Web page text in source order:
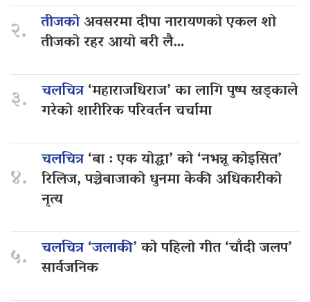
२. तीजकोअवसरमा दीपा नारायणको एकल शो
तीजको रहर आयो बरी लै…
३. चलचित्र‘महाराजधिराज’ का लागि पुष्प खड्काले
गरेको शारीरिक परिवर्तन चर्चामा
४.
चलचित्र‘बा : एक योद्धा’ को ‘नभन्नू कोइसित’
रिलिज, पञ्चेबाजाको धुनमा केकी अधिकारीको
नृत्य
५. चलचित्र ‘जलाकी’को पहिलो गीत ‘चाँदी जलप’
सार्वजनिक